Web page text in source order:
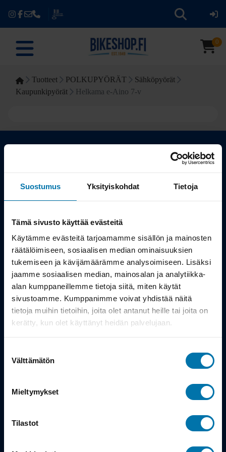
Suostumus Yksityiskohdat Tietoja
Tämä sivusto käyttää evästeitä
Käytämme evästeitä tarjoamamme sisällön ja mainosten
räätälöimiseen, sosiaalisen median ominaisuuksien
tukemiseen ja kävijämäärämme analysoimiseen. Lisäksi
jaamme sosiaalisen median, mainosalan ja analytiikka-
alan kumppaneillemme tietoja siitä, miten käytät
sivustoamme. Kumppanimme voivat yhdistää näitä
tietoja muihin tietoihin, joita olet antanut heille tai joita on
kerätty, kun olet käyttänyt heidän palvelujaan.
valinta
Välttämätön
Mieltymykset
Tilastot
0
Tuotteet POLKUPYÖRÄT
Sähköpyörät
Kaupunkipyörät
Helkama e-Aino 7-v
Kauppa
Työsuhdepyörä
Info
Toimitus
Takuu ja palautukset